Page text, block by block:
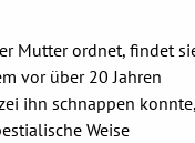
Mutter ordnet, findet
vor über 20 Jahren
ihn schnappen konnte,
Weise